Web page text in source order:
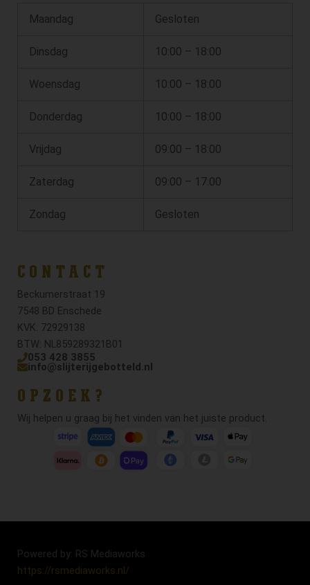
Maandag Gesloten
Dinsdag 10:00 – 18:00
Woensdag 10:00 – 18:00
Donderdag 10:00 – 18:00
Vrijdag 09:00 – 18:00
Zaterdag 09:00 – 17:00
Zondag Gesloten
CONTACT
Beckumerstraat 19
7548 BD Enschede
KVK: 72929138
BTW: NL859289321B01
053 428 3855
info@slijterijgebotteld.nl
OPZOEK?
Wij helpen u graag bij het vinden van het juiste product.
Powered by: RS Mediaworks
https://rsmediaworks.nl/